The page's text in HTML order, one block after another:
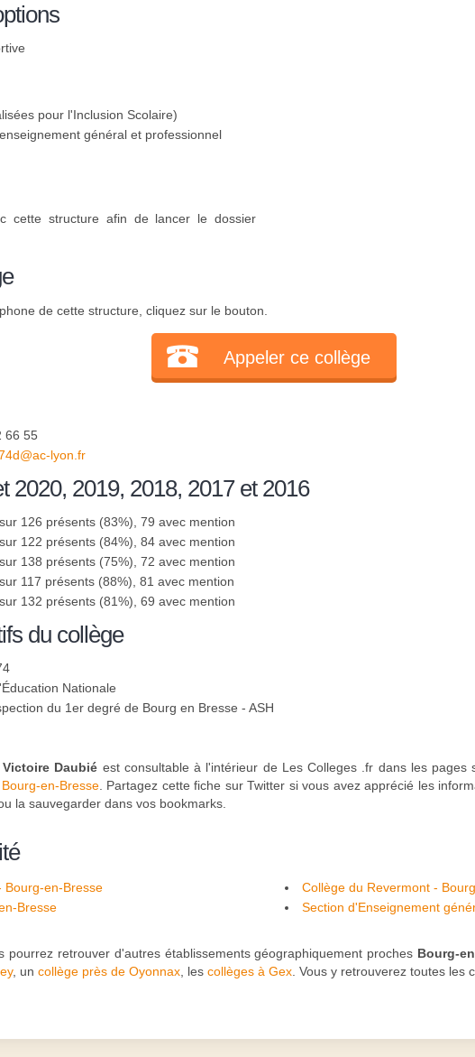
pour l'Inclusion Scolaire)
général et professionnel
cette structure afin de lancer le dossier
de cette structure, cliquez sur le bouton.
Appeler ce collège
66 55
lyon.fr
2020, 2019, 2018, 2017 et 2016
126 présents (83%), 79 avec mention
122 présents (84%), 84 avec mention
138 présents (75%), 72 avec mention
117 présents (88%), 81 avec mention
132 présents (81%), 69 avec mention
du collège
Nationale
du 1er degré de Bourg en Bresse - ASH
Daubié est consultable à l'intérieur de Les Colleges .fr dans les pages
en-Bresse. Partagez cette fiche sur Twitter si vous avez apprécié les
la sauvegarder dans vos bookmarks.
Bourg-en-Bresse
Collège du Revermont -
Bresse
Section d'Enseignement
pourrez retrouver d'autres établissements géographiquement proches Bourg-
, un collège près de Oyonnax , les collèges à Gex . Vous y retrouverez toutes les